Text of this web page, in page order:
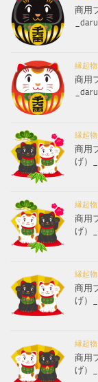
商用
縁起物
商用
縁起物
商用
げ）
縁起物
商用
げ）
縁起物
商用
げ）
縁起物
商用
げ）